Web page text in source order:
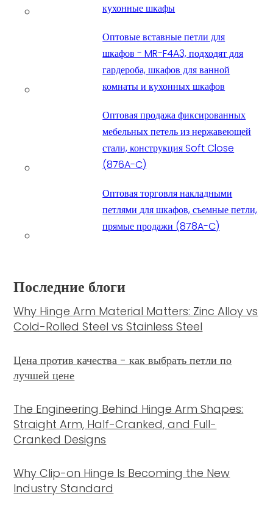
кухонные шкафы
Оптовые вставные петли для
шкафов - MR-F4A3, подходят для
гардероба, шкафов для ванной
комнаты и кухонных шкафов
Оптовая продажа фиксированных
мебельных петель из нержавеющей
стали, конструкция Soft Close
(876A-C)
Оптовая торговля накладными
петлями для шкафов, съемные петли,
прямые продажи (878A-C)
Последние блоги
Why Hinge Arm Material Matters: Zinc Alloy vs
Cold-Rolled Steel vs Stainless Steel
Цена против качества - как выбрать петли по
лучшей цене
The Engineering Behind Hinge Arm Shapes:
Straight Arm, Half-Cranked, and Full-
Cranked Designs
Why Clip-on Hinge Is Becoming the New
Industry Standard